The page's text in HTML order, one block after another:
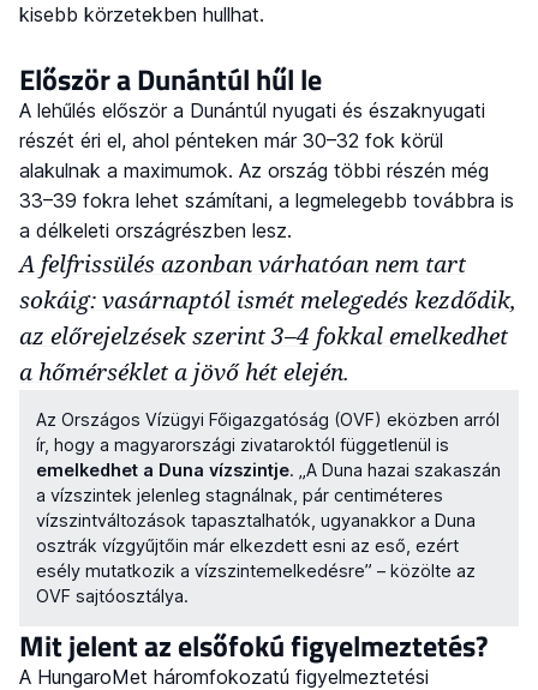
kisebb körzetekben hullhat.
Először a Dunántúl hűl le
A lehűlés először a Dunántúl nyugati és északnyugati
részét éri el, ahol pénteken már 30–32 fok körül
alakulnak a maximumok. Az ország többi részén még
33–39 fokra lehet számítani, a legmelegebb továbbra is
a délkeleti országrészben lesz.
A felfrissülés azonban várhatóan nem tart
sokáig: vasárnaptól ismét melegedés kezdődik,
az előrejelzések szerint 3–4 fokkal emelkedhet
a hőmérséklet a jövő hét elején.
Az Országos Vízügyi Főigazgatóság (OVF) eközben arról
ír, hogy a magyarországi zivataroktól függetlenül is
emelkedhet a Duna vízszintje. „A Duna hazai szakaszán
a vízszintek jelenleg stagnálnak, pár centiméteres
vízszintváltozások tapasztalhatók, ugyanakkor a Duna
osztrák vízgyűjtőin már elkezdett esni az eső, ezért
esély mutatkozik a vízszintemelkedésre” – közölte az
OVF sajtóosztálya.
Mit jelent az elsőfokú figyelmeztetés?
A HungaroMet háromfokozatú figyelmeztetési